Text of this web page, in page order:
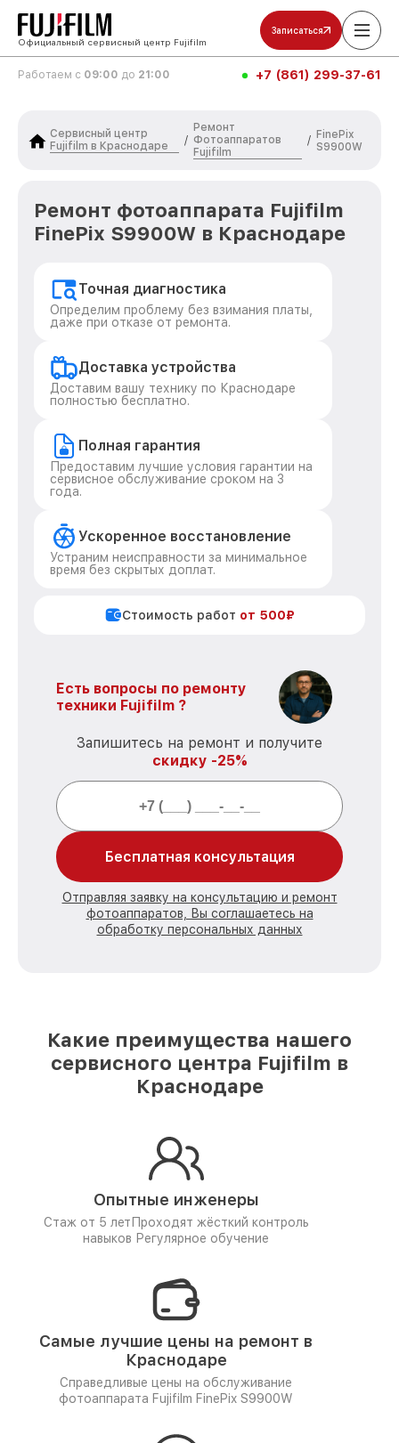
Официальный сервисный центр Fujifilm
Записаться
Работаем с 09:00 до 21:00 +7 (861) 299-37-61
Сервисный центр
Fujifilm в Краснодаре
/
Ремонт
Фотоаппаратов
Fujifilm
/ FinePix
S9900W
Ремонт фотоаппарата Fujifilm
FinePix S9900W в Краснодаре
Точная диагностика
Определим проблему без взимания платы,
даже при отказе от ремонта.
Доставка устройства
Доставим вашу технику по Краснодаре
полностью бесплатно.
Полная гарантия
Предоставим лучшие условия гарантии на
сервисное обслуживание сроком на 3
года.
Ускоренное восстановление
Устраним неисправности за минимальное
время без скрытых доплат.
Стоимость работ от 500₽
Есть вопросы по ремонту
техники Fujifilm ?
Запишитесь на ремонт и получите
скидку -25%
Бесплатная консультация
Отправляя заявку на консультацию и ремонт
фотоаппаратов, Вы соглашаетесь на
обработку персональных данных
Какие преимущества нашего
сервисного центра Fujifilm в
Краснодаре
Опытные инженеры
Стаж от 5 лет Проходят жёсткий контроль
навыков Регулярное обучение
Самые лучшие цены на ремонт в
Краснодаре
Справедливые цены на обслуживание
фотоаппарата Fujifilm FinePix S9900W